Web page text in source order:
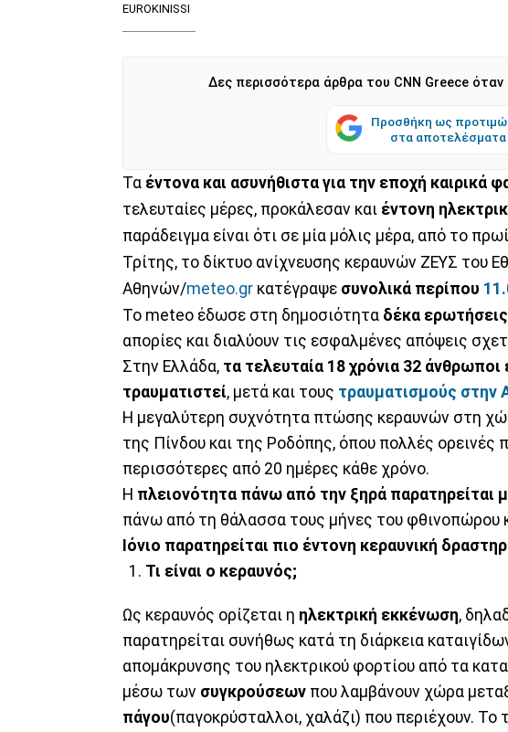
EUROKINISSI
Δες περισσότερα άρθρα του CNN Greece όταν
Προσθήκη ως
στα αποτελέσματα
Τα έντονα και ασυνήθιστα για την εποχή καιρικά
τελευταίες μέρες, προκάλεσαν και έντονη
παράδειγμα είναι ότι σε μία μόλις μέρα, από το
Τρίτης, το δίκτυο ανίχνευσης κεραυνών ΖΕΥΣ του
Αθηνών/meteo.gr κατέγραψε συνολικά περίπου
Το meteo έδωσε στη δημοσιότητα δέκα
απορίες και διαλύουν τις εσφαλμένες απόψεις
Στην Ελλάδα, τα τελευταία 18 χρόνια 32
τραυματιστεί, μετά και τους τραυματισμούς στην
Η μεγαλύτερη συχνότητα πτώσης κεραυνών στη
της Πίνδου και της Ροδόπης, όπου πολλές ορεινές
περισσότερες από 20 ημέρες κάθε χρόνο.
Η πλειονότητα πάνω από την ξηρά παρατηρείται
πάνω από τη θάλασσα τους μήνες του φθινοπώρου
Ιόνιο παρατηρείται πιο έντονη κεραυνική
Τι είναι ο κεραυνός;
Ως κεραυνός ορίζεται η ηλεκτρική εκκένωση,
παρατηρείται συνήθως κατά τη διάρκεια
απομάκρυνσης του ηλεκτρικού φορτίου από τα
μέσω των συγκρούσεων που λαμβάνουν χώρα
πάγου(παγοκρύσταλλοι, χαλάζι) που περιέχουν.